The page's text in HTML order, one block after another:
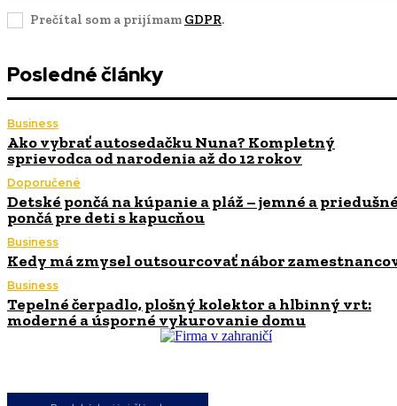
Prečítal som a prijímam GDPR.
Posledné články
Business
Ako vybrať autosedačku Nuna? Kompletný
sprievodca od narodenia až do 12 rokov
Doporučené
Detské pončá na kúpanie a pláž – jemné a
pončá pre deti s kapucňou
Business
Kedy má zmysel outsourcovať nábor
Business
Tepelné čerpadlo, plošný kolektor a hlbinný vrt:
moderné a úsporné vykurovanie domu